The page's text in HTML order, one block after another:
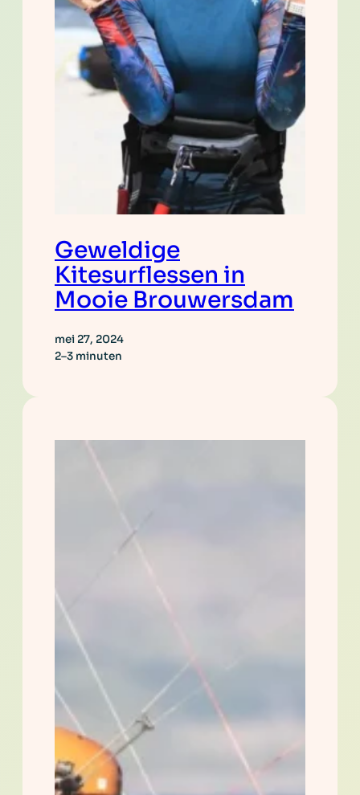
Geweldige
Kitesurflessen in
Mooie Brouwersdam
mei 27, 2024
2–3 minuten